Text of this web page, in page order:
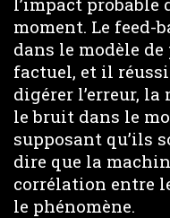
moment. Le feed-
dans le modèle
factuel, et il
digérer l’erreur,
le bruit dans le
supposant qu’ils
dire que la
corrélation entre
le phénomène.